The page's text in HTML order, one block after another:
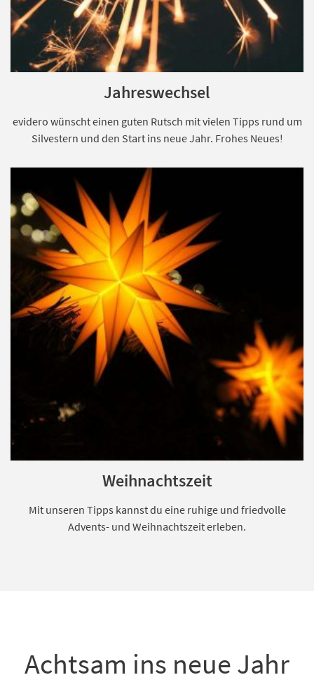
Jahreswechsel
evidero wünscht einen guten Rutsch mit vielen Tipps rund um
Silvestern und den Start ins neue Jahr. Frohes Neues!
Weihnachtszeit
Mit unseren Tipps kannst du eine ruhige und friedvolle
Advents- und Weihnachtszeit erleben.
Achtsam ins neue Jahr